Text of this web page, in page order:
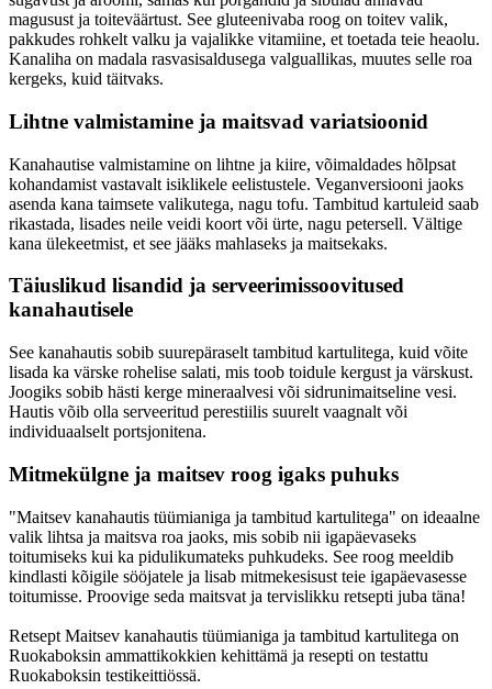
magusust ja toiteväärtust. See gluteenivaba roog on toitev valik,
pakkudes rohkelt valku ja vajalikke vitamiine, et toetada teie heaolu.
Kanaliha on madala rasvasisaldusega valguallikas, muutes selle roa
kergeks, kuid täitvaks.
Lihtne valmistamine ja maitsvad variatsioonid
Kanahautise valmistamine on lihtne ja kiire, võimaldades hõlpsat
kohandamist vastavalt isiklikele eelistustele. Veganversiooni jaoks
asenda kana taimsete valikutega, nagu tofu. Tambitud kartuleid saab
rikastada, lisades neile veidi koort või ürte, nagu petersell. Vältige
kana ülekeetmist, et see jääks mahlaseks ja maitsekaks.
Täiuslikud lisandid ja serveerimissoovitused
kanahautisele
See kanahautis sobib suurepäraselt tambitud kartulitega, kuid võite
lisada ka värske rohelise salati, mis toob toidule kergust ja värskust.
Joogiks sobib hästi kerge mineraalvesi või sidrunimaitseline vesi.
Hautis võib olla serveeritud perestiilis suurelt vaagnalt või
individuaalselt portsjonitena.
Mitmekülgne ja maitsev roog igaks puhuks
"Maitsev kanahautis tüümianiga ja tambitud kartulitega" on ideaalne
valik lihtsa ja maitsva roa jaoks, mis sobib nii igapäevaseks
toitumiseks kui ka pidulikumateks puhkudeks. See roog meeldib
kindlasti kõigile sööjatele ja lisab mitmekesisust teie igapäevasesse
toitumisse. Proovige seda maitsvat ja tervislikku retsepti juba täna!
Retsept Maitsev kanahautis tüümianiga ja tambitud kartulitega on
Ruokaboksin ammattikokkien kehittämä ja resepti on testattu
Ruokaboksin testikeittiössä.